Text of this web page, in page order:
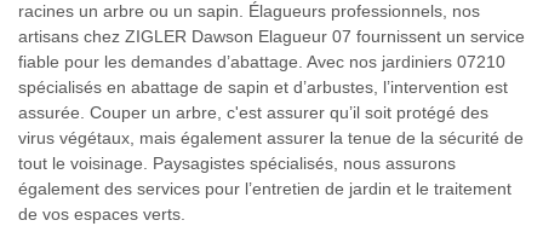
racines un arbre ou un sapin. Élagueurs professionnels, nos
artisans chez ZIGLER Dawson Elagueur 07 fournissent un service
fiable pour les demandes d’abattage. Avec nos jardiniers 07210
spécialisés en abattage de sapin et d’arbustes, l’intervention est
assurée. Couper un arbre, c'est assurer qu’il soit protégé des
virus végétaux, mais également assurer la tenue de la sécurité de
tout le voisinage. Paysagistes spécialisés, nous assurons
également des services pour l’entretien de jardin et le traitement
de vos espaces verts.